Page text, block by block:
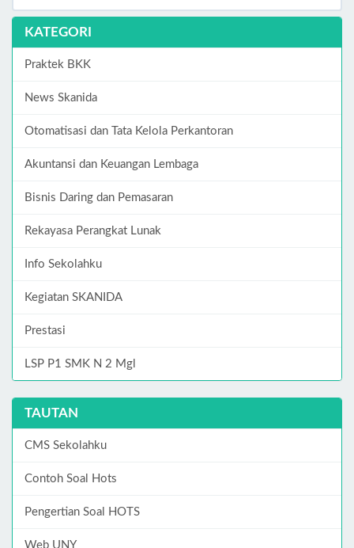
KATEGORI
Praktek BKK
News Skanida
Otomatisasi dan Tata Kelola Perkantoran
Akuntansi dan Keuangan Lembaga
Bisnis Daring dan Pemasaran
Rekayasa Perangkat Lunak
Info Sekolahku
Kegiatan SKANIDA
Prestasi
LSP P1 SMK N 2 Mgl
TAUTAN
CMS Sekolahku
Contoh Soal Hots
Pengertian Soal HOTS
Web UNY